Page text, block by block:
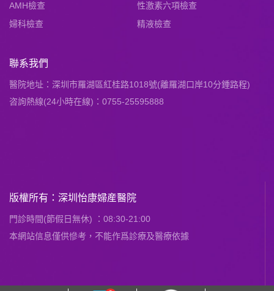
AMH檢查
性激素六項檢查
婦科檢查
精液檢查
聯系我們
醫院地址：深圳市羅湖區紅桂路1018號(離羅湖口岸10分鍾路程)
咨詢熱線(24小時在線)：0755-25595888
版權所有：深圳怡康婦産醫院
門診時間(節假日無休) ：08:30-21:00
本網站信息僅供慘考，不能作爲診療及醫療依據